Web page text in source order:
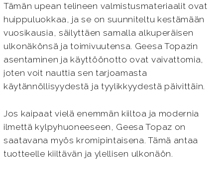
Tämän upean telineen valmistusmateriaalit ovat
huippuluokkaa, ja se on suunniteltu kestämään
vuosikausia, säilyttäen samalla alkuperäisen
ulkonäkönsä ja toimivuutensa. Geesa Topazin
asentaminen ja käyttöönotto ovat vaivattomia,
joten voit nauttia sen tarjoamasta
käytännöllisyydestä ja tyylikkyydestä päivittäin.
Jos kaipaat vielä enemmän kiiltoa ja modernia
ilmettä kylpyhuoneeseen, Geesa Topaz on
saatavana myös kromipintaisena. Tämä antaa
tuotteelle kiiltävän ja ylellisen ulkonäön.